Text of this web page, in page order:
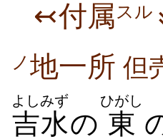
↢付属 スル
ノ 地一所 但
吉水
よしみず
の 東
ひがし